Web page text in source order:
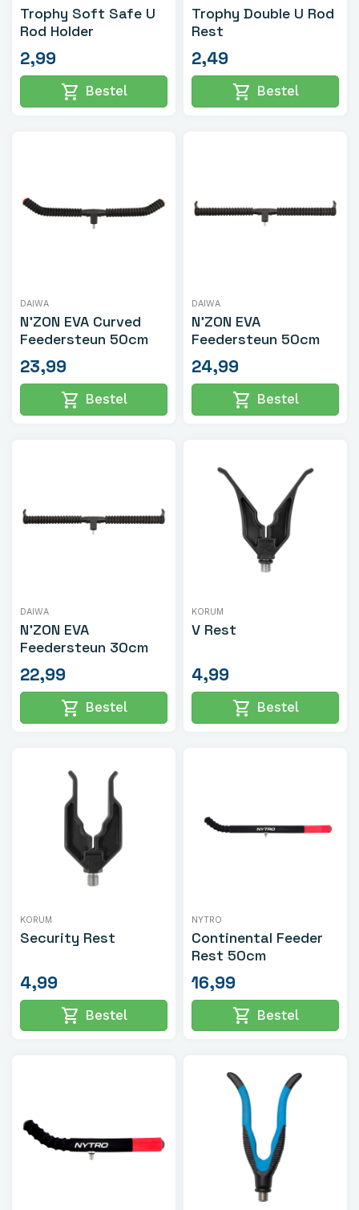
Trophy Soft Safe U
Rod Holder
2,99
shopping_cart Bestel
Trophy Double U Rod
Rest
2,49
shopping_cart Bestel
DAIWA
N'ZON EVA Curved
Feedersteun 50cm
23,99
shopping_cart Bestel
DAIWA
N'ZON EVA
Feedersteun 50cm
24,99
shopping_cart Bestel
DAIWA
N'ZON EVA
Feedersteun 30cm
22,99
shopping_cart Bestel
KORUM
V Rest
4,99
shopping_cart Bestel
KORUM
Security Rest
4,99
shopping_cart Bestel
NYTRO
Continental Feeder
Rest 50cm
16,99
shopping_cart Bestel